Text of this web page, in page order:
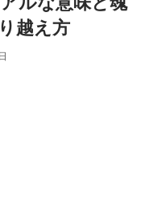
越え方